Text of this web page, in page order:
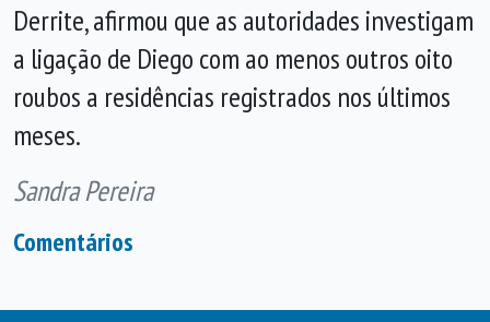
Derrite, afirmou que as autoridades investigam
a ligação de Diego com ao menos outros oito
roubos a residências registrados nos últimos
meses.
Sandra Pereira
Comentários